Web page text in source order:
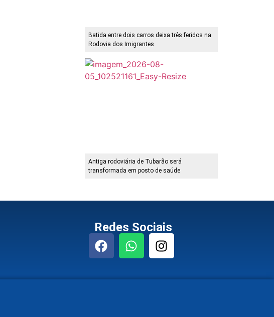
Batida entre dois carros deixa três feridos na
Rodovia dos Imigrantes
Antiga rodoviária de Tubarão será
transformada em posto de saúde
Redes Sociais